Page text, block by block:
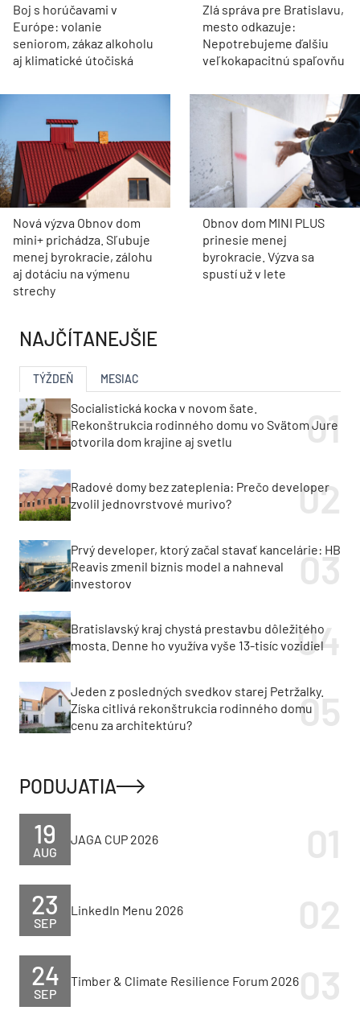
Boj s horúčavami v
Európe: volanie
seniorom, zákaz alkoholu
aj klimatické útočiská
Zlá správa pre Bratislavu,
mesto odkazuje:
Nepotrebujeme ďalšiu
veľkokapacitnú spaľovňu
Nová výzva Obnov dom
mini+ prichádza. Sľubuje
menej byrokracie, zálohu
aj dotáciu na výmenu
strechy
Obnov dom MINI PLUS
prinesie menej
byrokracie. Výzva sa
spustí už v lete
NAJČÍTANEJŠIE
TÝŽDEŇ MESIAC
Socialistická kocka v novom šate.
Rekonštrukcia rodinného domu vo Svätom Jure
otvorila dom krajine aj svetlu
Radové domy bez zateplenia: Prečo developer
zvolil jednovrstvové murivo?
Prvý developer, ktorý začal stavať kancelárie: HB
Reavis zmenil biznis model a nahneval
investorov
Bratislavský kraj chystá prestavbu dôležitého
mosta. Denne ho využíva vyše 13-tisíc vozidiel
Jeden z posledných svedkov starej Petržalky.
Získa citlivá rekonštrukcia rodinného domu
cenu za architektúru?
PODUJATIA
AUG
19 JAGA CUP 2026
SEP
23 LinkedIn Menu 2026
SEP
24 Timber & Climate Resilience Forum 2026